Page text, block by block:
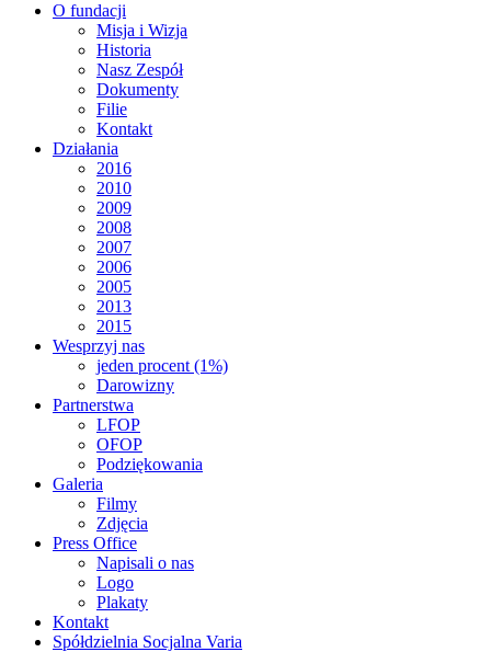
O fundacji
Misja i Wizja
Historia
Nasz Zespół
Dokumenty
Filie
Kontakt
Działania
2016
2010
2009
2008
2007
2006
2005
2013
2015
Wesprzyj nas
jeden procent (1%)
Darowizny
Partnerstwa
LFOP
OFOP
Podziękowania
Galeria
Filmy
Zdjęcia
Press Office
Napisali o nas
Logo
Plakaty
Kontakt
Spółdzielnia Socjalna Varia